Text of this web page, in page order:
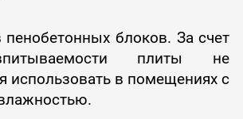
блоков. За счет
плиты не
использовать в помещениях с